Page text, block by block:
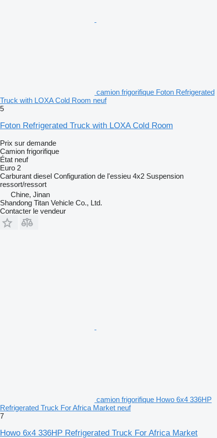
camion frigorifique Foton Refrigerated
Truck with LOXA Cold Room neuf
5
Foton Refrigerated Truck with LOXA Cold Room
Prix sur demande
Camion frigorifique
État neuf
Euro 2
Carburant diesel Configuration de l'essieu 4x2 Suspension
ressort/ressort
Chine, Jinan
Shandong Titan Vehicle Co., Ltd.
Contacter le vendeur
camion frigorifique Howo 6x4 336HP
Refrigerated Truck For Africa Market neuf
7
Howo 6x4 336HP Refrigerated Truck For Africa Market